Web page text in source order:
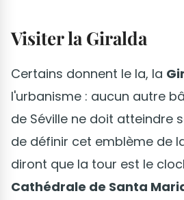
Visiter la Giralda
Certains donnent le la, la
l'urbanisme : aucun autre
de Séville ne doit atteindre
de définir cet emblème de
diront que la tour est le
Cathédrale de Santa